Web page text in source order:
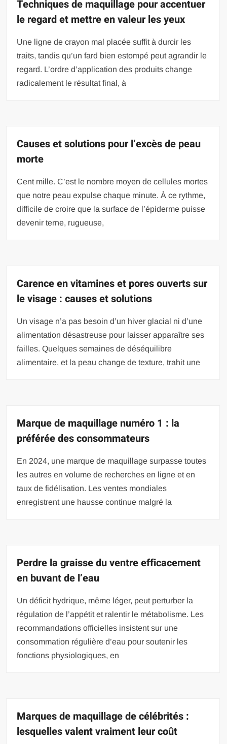
Techniques de maquillage pour accentuer
le regard et mettre en valeur les yeux
Une ligne de crayon mal placée suffit à durcir les
traits, tandis qu’un fard bien estompé peut agrandir le
regard. L’ordre d’application des produits change
radicalement le résultat final, à
Causes et solutions pour l’excès de peau
morte
Cent mille. C’est le nombre moyen de cellules mortes
que notre peau expulse chaque minute. À ce rythme,
difficile de croire que la surface de l’épiderme puisse
devenir terne, rugueuse,
Carence en vitamines et pores ouverts sur
le visage : causes et solutions
Un visage n’a pas besoin d’un hiver glacial ni d’une
alimentation désastreuse pour laisser apparaître ses
failles. Quelques semaines de déséquilibre
alimentaire, et la peau change de texture, trahit une
Marque de maquillage numéro 1 : la
préférée des consommateurs
En 2024, une marque de maquillage surpasse toutes
les autres en volume de recherches en ligne et en
taux de fidélisation. Les ventes mondiales
enregistrent une hausse continue malgré la
Perdre la graisse du ventre efficacement
en buvant de l’eau
Un déficit hydrique, même léger, peut perturber la
régulation de l’appétit et ralentir le métabolisme. Les
recommandations officielles insistent sur une
consommation régulière d’eau pour soutenir les
fonctions physiologiques, en
Marques de maquillage de célébrités :
lesquelles valent vraiment leur coût